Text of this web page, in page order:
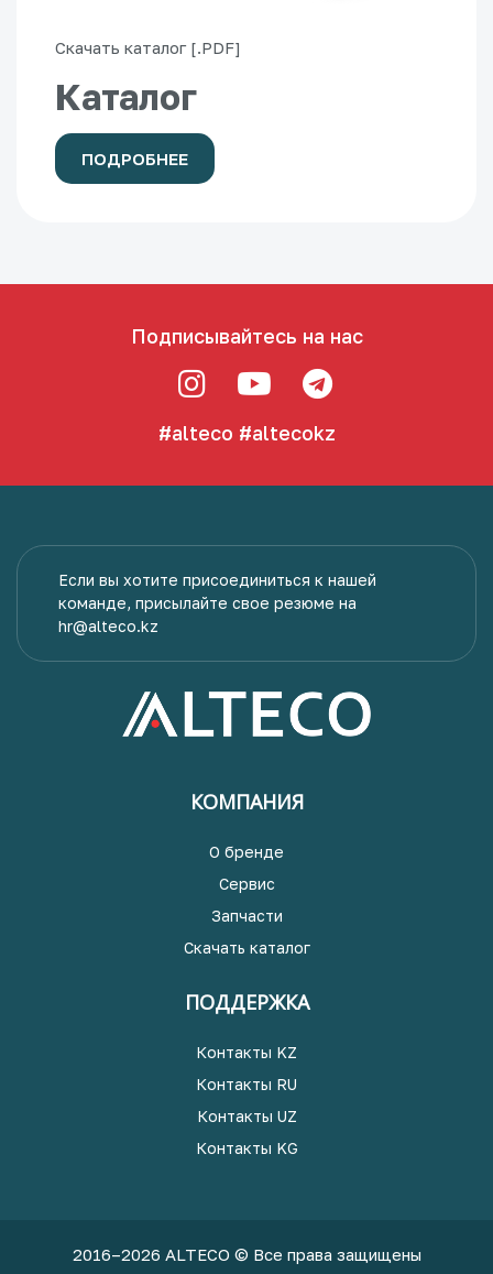
Скачать каталог [.PDF]
Каталог
ПОДРОБНЕЕ
Подписывайтесь на нас
#alteco #altecokz
Если вы хотите присоединиться к нашей
команде, присылайте свое резюме на
hr@alteco.kz
КОМПАНИЯ
О бренде
Сервис
Запчасти
Скачать каталог
ПОДДЕРЖКА
Контакты KZ
Контакты RU
Контакты UZ
Контакты KG
2016–2026 ALTECO © Все права защищены